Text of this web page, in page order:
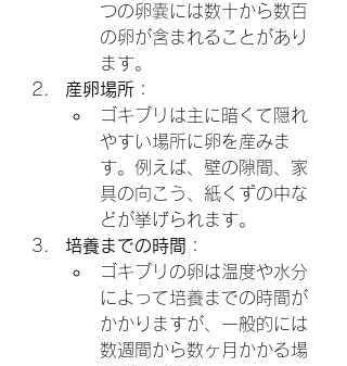
つの卵嚢には数十から数百
の卵が含まれることがあり
ます。
産卵場所 ：
ゴキブリは主に暗くて隠れ
やすい場所に卵を産みま
す。例えば、壁の隙間、家
具の向こう、紙くずの中な
どが挙げられます。
培養までの時間 ：
ゴキブリの卵は温度や水分
によって培養までの時間が
かかりますが、一般的には
数週間から数ヶ月かかる場